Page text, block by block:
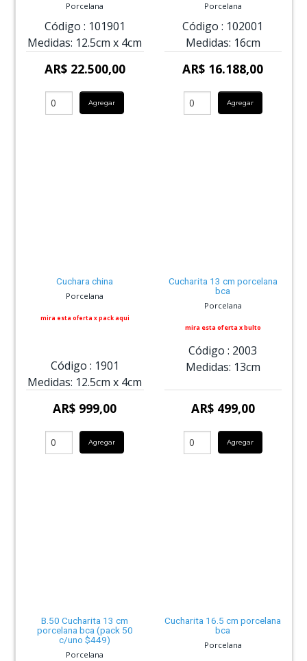
Porcelana
Código : 101901
Medidas: 12.5cm x 4cm
AR$ 22.500,00
Agregar
Porcelana
Código : 102001
Medidas: 16cm
AR$ 16.188,00
Agregar
Cuchara china
Porcelana
mira esta oferta x pack aqui
Código : 1901
Medidas: 12.5cm x 4cm
AR$ 999,00
Agregar
Cucharita 13 cm porcelana
bca
Porcelana
mira esta oferta x bulto
Código : 2003
Medidas: 13cm
AR$ 499,00
Agregar
B.50 Cucharita 13 cm
porcelana bca (pack 50
c/uno $449)
Porcelana
Cucharita 16.5 cm porcelana
bca
Porcelana